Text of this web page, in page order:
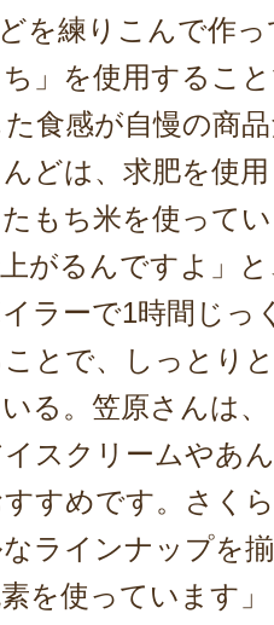
を練りこんで作
」を使用するこ
食感が自慢の商
どは、求肥を使
もち米を使って
がるんですよ」
ラーで1時間じっ
とで、しっとり
る。笠原さんは
スクリームやあ
すめです。さく
ラインナップを
を使っています